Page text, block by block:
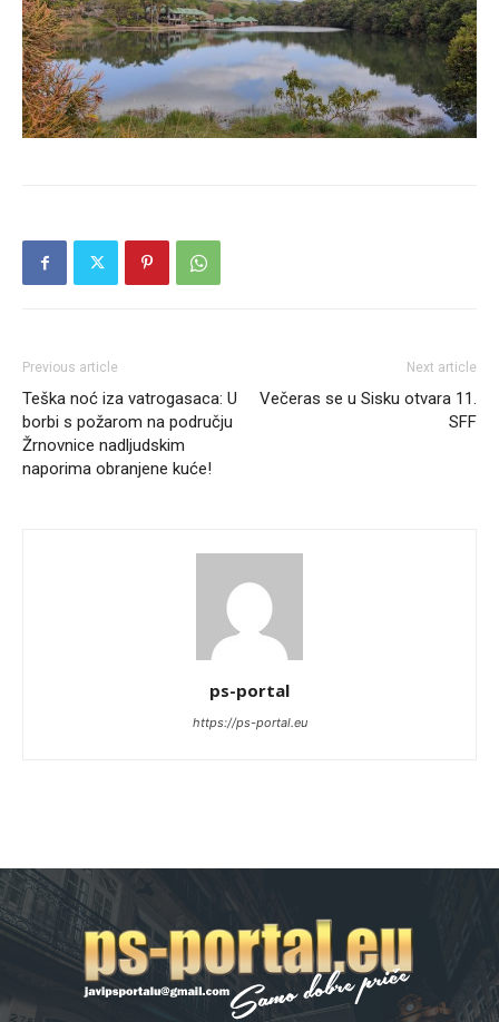
Previous article
Teška noć iza vatrogasaca: U
borbi s požarom na području
Žrnovnice nadljudskim
naporima obranjene kuće!
Next article
Večeras se u Sisku otvara 11.
SFF
ps-portal
https://ps-portal.eu